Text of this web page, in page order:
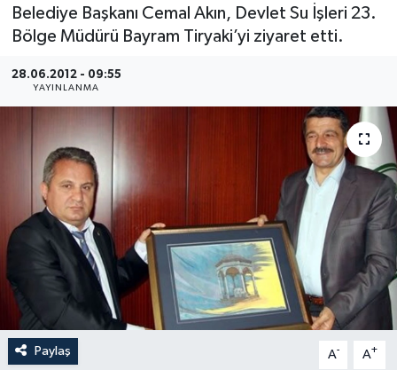
Belediye Başkanı Cemal Akın, Devlet Su İşleri 23.
Bölge Müdürü Bayram Tiryaki’yi ziyaret etti.
28.06.2012 - 09:55
YAYINLANMA
Paylaş A- A+
Medya
Sağlık
Sinema
Sivil Toplum
Siyaset
Spor
Tarım
Turizm